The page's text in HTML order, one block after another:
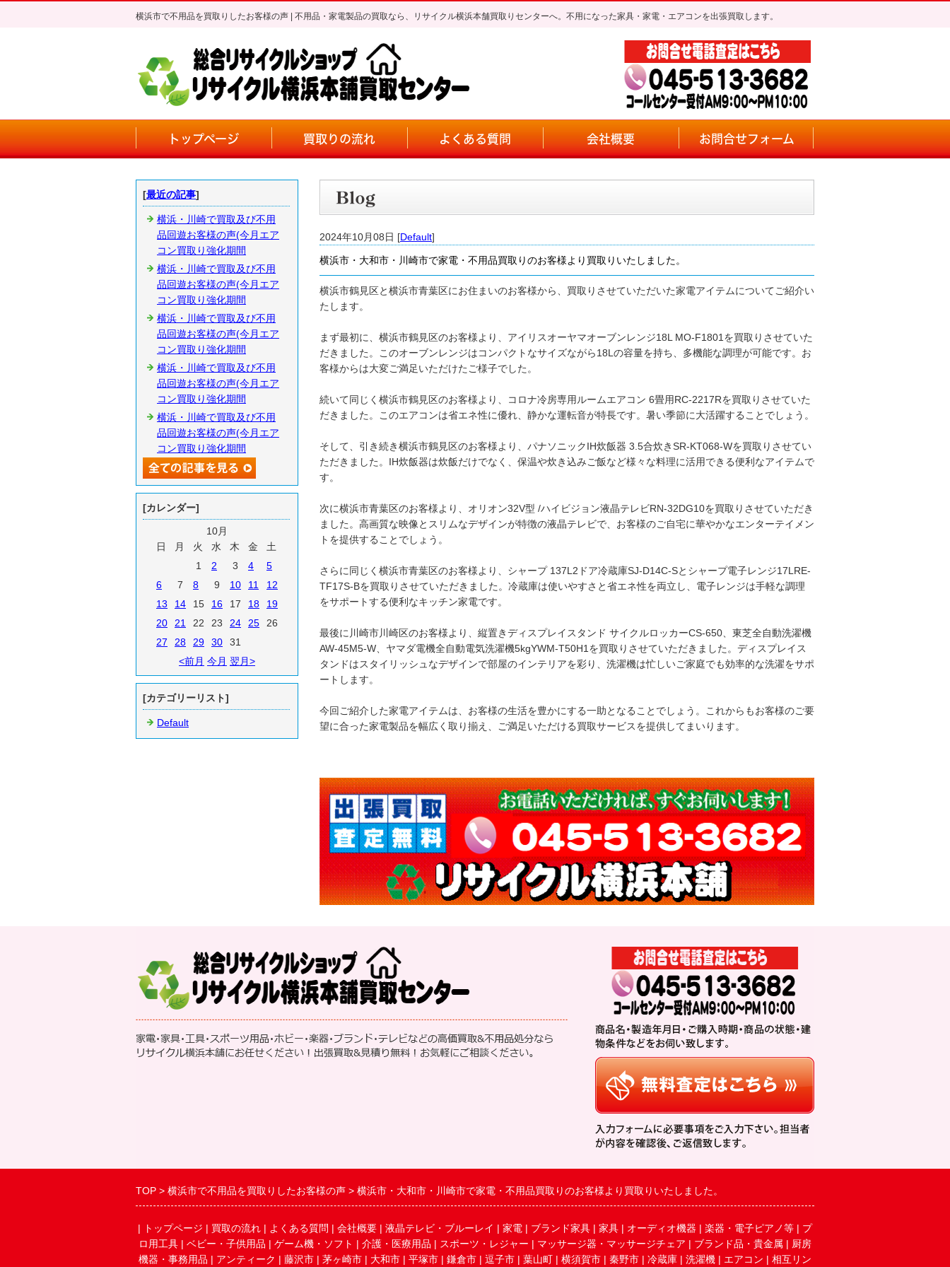
横浜市で不用品を買取りしたお客様の声 | 不用品・家電製品の買取なら、リサイクル横浜本舗買取りセンターへ。不用になった家具・家電・エアコンを出張買取します。
トップページ 買取りの流れ よくある質問 会社概要 お問合せフォーム
2024年10月08日 [Default]
横浜市・大和市・川崎市で家電・不用品買取りのお客様より買取りいたしました。
横浜市鶴見区と横浜市青葉区にお住まいのお客様から、買取りさせていただいた家電アイテムについてご紹介い
たします。
まず最初に、横浜市鶴見区のお客様より、アイリスオーヤマオーブンレンジ18L MO-F1801を買取りさせていた
だきました。このオーブンレンジはコンパクトなサイズながら18Lの容量を持ち、多機能な調理が可能です。お
客様からは大変ご満足いただけたご様子でした。
続いて同じく横浜市鶴見区のお客様より、コロナ冷房専用ルームエアコン 6畳用RC-2217Rを買取りさせていた
だきました。このエアコンは省エネ性に優れ、静かな運転音が特長です。暑い季節に大活躍することでしょう。
そして、引き続き横浜市鶴見区のお客様より、パナソニックIH炊飯器 3.5合炊きSR-KT068-Wを買取りさせてい
ただきました。IH炊飯器は炊飯だけでなく、保温や炊き込みご飯など様々な料理に活用できる便利なアイテムで
す。
次に横浜市青葉区のお客様より、オリオン32V型 /ハイビジョン液晶テレビRN-32DG10を買取りさせていただき
ました。高画質な映像とスリムなデザインが特徴の液晶テレビで、お客様のご自宅に華やかなエンターテイメン
トを提供することでしょう。
さらに同じく横浜市青葉区のお客様より、シャープ 137L2ドア冷蔵庫SJ-D14C-Sとシャープ電子レンジ17LRE-
TF17S-Bを買取りさせていただきました。冷蔵庫は使いやすさと省エネ性を両立し、電子レンジは手軽な調理
をサポートする便利なキッチン家電です。
最後に川崎市川崎区のお客様より、縦置きディスプレイスタンド サイクルロッカーCS-650、東芝全自動洗濯機
AW-45M5-W、ヤマダ電機全自動電気洗濯機5kgYWM-T50H1を買取りさせていただきました。ディスプレイス
タンドはスタイリッシュなデザインで部屋のインテリアを彩り、洗濯機は忙しいご家庭でも効率的な洗濯をサポ
ートします。
今回ご紹介した家電アイテムは、お客様の生活を豊かにする一助となることでしょう。これからもお客様のご要
望に合った家電製品を幅広く取り揃え、ご満足いただける買取サービスを提供してまいります。
[最近の記事]
横浜・川崎で買取及び不用
品回遊お客様の声(今月エア
コン買取り強化期間
横浜・川崎で買取及び不用
品回遊お客様の声(今月エア
コン買取り強化期間
横浜・川崎で買取及び不用
品回遊お客様の声(今月エア
コン買取り強化期間
横浜・川崎で買取及び不用
品回遊お客様の声(今月エア
コン買取り強化期間
横浜・川崎で買取及び不用
品回遊お客様の声(今月エア
コン買取り強化期間
[カレンダー]
10月
日
月 火 水 木 金
土
1
2 3 4
5
6
7 8 9 10 11
12
13
14 15 16 17 18
19
20
21 22 23 24 25
26
27
28 29 30
31
<前月 今月 翌月>
[カテゴリーリスト]
Default
TOP 横浜市で不用品を買取りしたお客様の声 横浜市・大和市・川崎市で家電・不用品買取りのお客様より買取りいたしました。
| トップページ | 買取の流れ | よくある質問 | 会社概要 | 液晶テレビ・ブルーレイ | 家電 | ブランド家具 | 家具 | オーディオ機器 | 楽器・電子ピアノ等 | プ
ロ用工具 | ベビー・子供用品 | ゲーム機・ソフト | 介護・医療用品 | スポーツ・レジャー | マッサージ器・マッサージチェア | ブランド品・貴金属 | 厨房
機器・事務用品 | アンティーク | 藤沢市 | 茅ヶ崎市 | 大和市 | 平塚市 | 鎌倉市 | 逗子市 | 葉山町 | 横須賀市 | 秦野市 | 冷蔵庫 | 洗濯機 | エアコン | 相互リン